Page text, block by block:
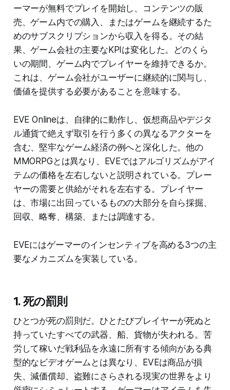
ーマーが無料でプレイを開始し、コンテンツの販
売、ゲーム内での購入、またはゲームを継続するた
めのサブスクリプションから収入を得る。その結
果、ゲーム会社の主要なKPIは変化した。どのくら
いの期間、ゲーム内でプレイヤーを維持できるか。
これは、ゲーム会社がユーザーに継続的に関与し、
価値を提供する必要があることを意味する。
EVE Onlineは、自律的に動作し、仮想商品やデジタ
ル通貨で絶えず取引を行う多くの異なるアクターを
含む、堅牢なゲーム経済の例へと深化した。他の
MMORPGとは異なり、EVEではアルゴリズムがアイ
テムの価格を左右しないと説明されている。プレー
ヤーの需要と供給がそれを左右する。プレイヤー
は、市場に出回っているものの大部分を自ら採掘、
回収、略奪、構築、または調達する。
EVEにはゲーマーのインセンティブを高める3つの主
要なメカニズムを実装している。
1. 死の罰則
ひとつが死の罰則だ。ひとたびプレイヤーが死ぬと
持っていたすべての武器、船、貨物が失われる。苦
労して稼いだ戦利品を永遠に所有する傾向がある典
型的なビデオゲームとは異なり、EVEは商品が損
失、減価償却、盗難にさらされる現実の世界をより